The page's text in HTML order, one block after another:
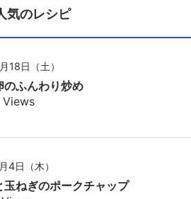
気のレシピ
18日（土）
のふんわり炒め
4日（木）
玉ねぎのポークチャップ